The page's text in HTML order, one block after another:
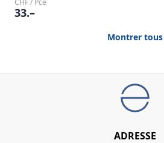
33.–
Montrer tous
ADRESSE